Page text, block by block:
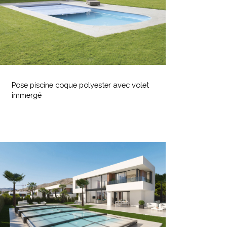
piscine
coque
Pose piscine coque polyester avec volet
immergé
de
piscine
l’Hérault